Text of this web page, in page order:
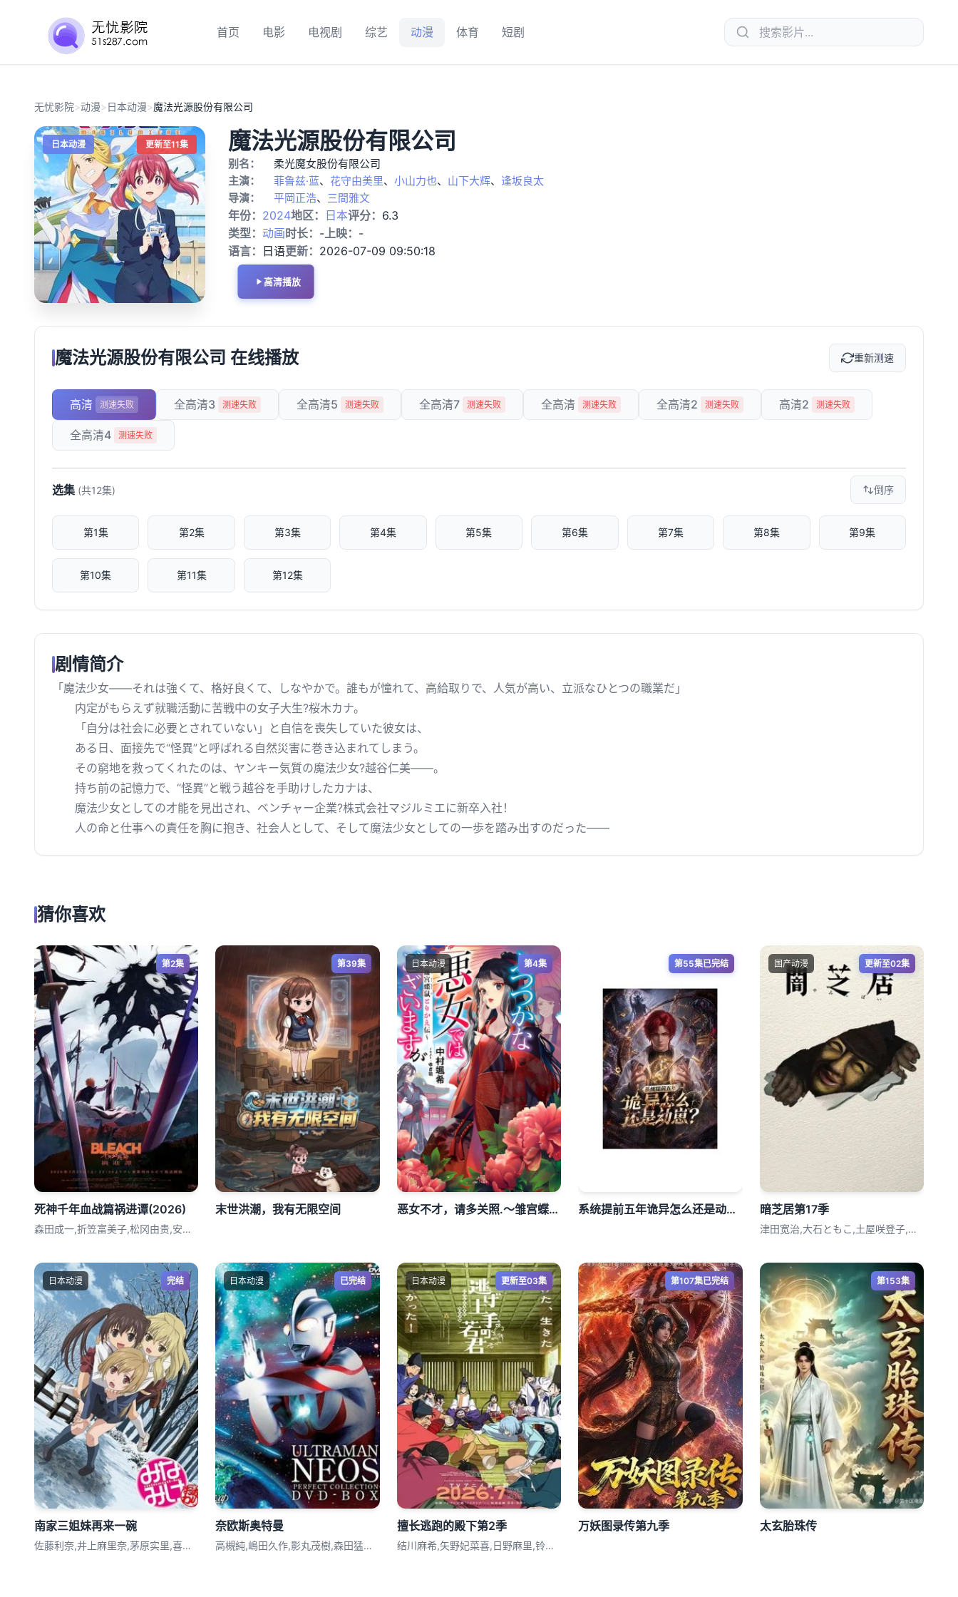
首页 电影 电视剧 综艺 动漫 体育 短剧
无忧影院>动漫>日本动漫>魔法光源股份有限公司
日本动漫 更新至11集 魔法光源股份有限公司
别名：
柔光魔女股份有限公司
主演：
菲鲁兹·蓝、 花守由美里、 小山力也、 山下大辉、 逢坂良太
导演：
平岡正浩、 三間雅文
年份： 2024地区： 日本评分： 6.3
类型： 动画时长： -上映： -
语言：
日语更新： 2026-07-09 09:50:18
高清播放
魔法光源股份有限公司 在线播放 重新测速
高清 测速失败 全高清3 测速失败 全高清5 测速失败 全高清7 测速失败 全高清 测速失败 全高清2 测速失败 高清2 测速失败
全高清4 测速失败
选集 (共12集) 倒序
第1集 第2集 第3集 第4集 第5集 第6集 第7集 第8集 第9集
第10集 第11集 第12集
剧情简介
「魔法少女――それは強くて、格好良くて、しなやかで。誰もが憧れて、高給取りで、人気が高い、立派なひとつの職業だ」
内定がもらえず就職活動に苦戦中の女子大生?桜木カナ。
「自分は社会に必要とされていない」と自信を喪失していた彼女は、
ある日、面接先で“怪異”と呼ばれる自然災害に巻き込まれてしまう。
その窮地を救ってくれたのは、ヤンキー気質の魔法少女?越谷仁美――。
持ち前の記憶力で、“怪異”と戦う越谷を手助けしたカナは、
魔法少女としての才能を見出され、ベンチャー企業?株式会社マジルミエに新卒入社！
人の命と仕事への責任を胸に抱き、社会人として、そして魔法少女としての一歩を踏み出すのだった――
猜你喜欢
第2集
死神千年血战篇祸进谭(2026)
森田成一,折笠富美子,松冈由贵,安元洋贵
第39集
末世洪潮，我有无限空间
日本动漫 第4集
恶女不才，请多关照.～雏宫蝶鼠换身传
第55集已完结
系统提前五年诡异怎么还是动崽？
国产动漫 更新至02集
暗芝居第17季
津田宽治,大石ともこ,土屋咲登子,篠田谅
日本动漫 完结
南家三姐妹再来一碗
佐藤利奈,井上麻里奈,茅原实里,喜多村英
日本动漫 已完结
奈欧斯奥特曼
高槻純,嶋田久作,影丸茂樹,森田猛虎,瑠
日本动漫 更新至03集
擅长逃跑的殿下第2季
结川麻希,矢野妃菜喜,日野麻里,铃代纱弓
第107集已完结
万妖图录传第九季
第153集
太玄胎珠传